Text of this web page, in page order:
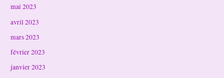
mai 2023
avril 2023
mars 2023
février 2023
janvier 2023